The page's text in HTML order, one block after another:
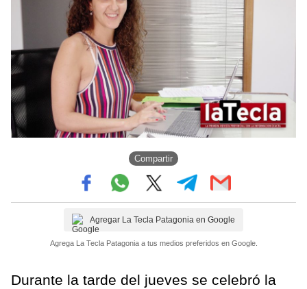
Compartir
Agregar La Tecla Patagonia en Google
Agrega La Tecla Patagonia a tus medios preferidos en Google.
Durante la tarde del jueves se celebró la